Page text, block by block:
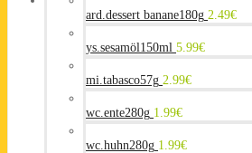
ard.dessert banane180g 2.49€
ys.sesamöl150ml 5.99€
mi.tabasco57g 2.99€
wc.ente280g 1.99€
wc.huhn280g 1.99€